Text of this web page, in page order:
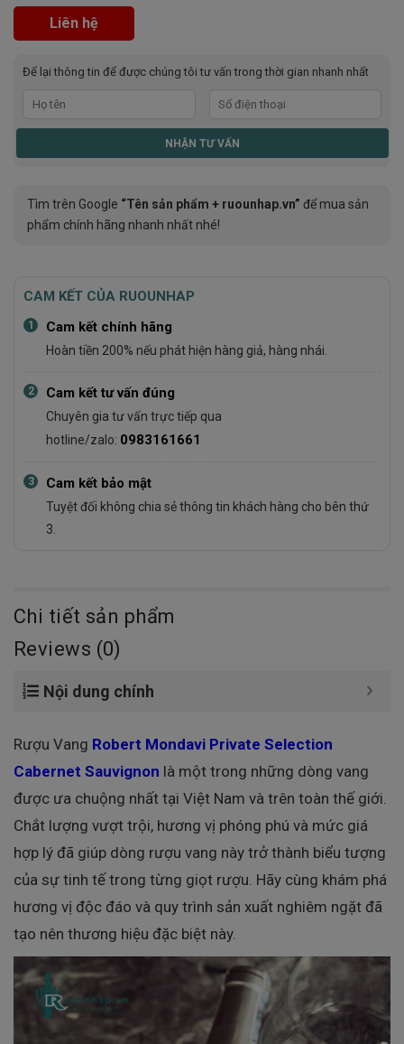
Liên hệ
Để lại thông tin để được chúng tôi tư vấn trong thời gian nhanh nhất
Tìm trên Google “Tên sản phẩm + ruounhap.vn” để mua sản
phẩm chính hãng nhanh nhất nhé!
CAM KẾT CỦA RUOUNHAP
1 Cam kết chính hãng
Hoàn tiền 200% nếu phát hiện hàng giả, hàng nhái.
2 Cam kết tư vấn đúng
Chuyên gia tư vấn trực tiếp qua
hotline/zalo: 0983161661
3 Cam kết bảo mật
Tuyệt đối không chia sẻ thông tin khách hàng cho bên thứ
3.
Chi tiết sản phẩm
Reviews (0)
Nội dung chính
Rượu Vang Robert Mondavi Private Selection
Cabernet Sauvignon là một trong những dòng vang
được ưa chuộng nhất tại Việt Nam và trên toàn thế giới.
Chắt lượng vượt trội, hương vị phóng phú và mức giá
hợp lý đã giúp dòng rượu vang này trở thành biểu tượng
của sự tinh tế trong từng giọt rượu. Hãy cùng khám phá
hương vị độc đáo và quy trình sản xuất nghiêm ngặt đã
tạo nên thương hiệu đặc biệt này.